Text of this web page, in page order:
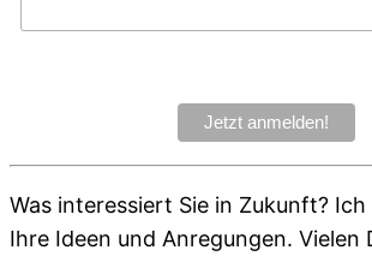
Was interessiert Sie in Zukunft?
Ihre Ideen und Anregungen. Vielen